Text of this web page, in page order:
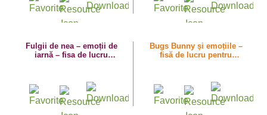
Fulgii de nea – emoții de
iarnă – fisa de lucru
Bugs Bunny și emoțiile –
fisă de lucru pentru